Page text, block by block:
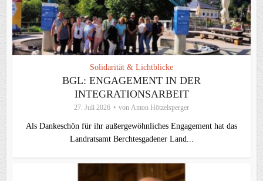
Solidarität & Lichtblicke
BGL: ENGAGEMENT IN DER
INTEGRATIONSARBEIT
27. Juli 2026 von Anton Hötzelsperger
Als Dankeschön für ihr außergewöhnliches Engagement hat das
Landratsamt Berchtesgadener Land...